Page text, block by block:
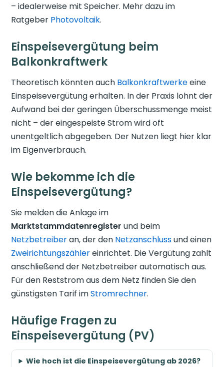
– idealerweise mit Speicher. Mehr dazu im
Ratgeber Photovoltaik.
Einspeisevergütung beim
Balkonkraftwerk
Theoretisch könnten auch Balkonkraftwerkeeine
Einspeisevergütung erhalten. In der Praxis lohnt der
Aufwand bei der geringen Überschussmenge meist
nicht – der eingespeiste Strom wird oft
unentgeltlich abgegeben. Der Nutzen liegt hier klar
im Eigenverbrauch.
Wie bekomme ich die
Einspeisevergütung?
Sie melden die Anlage im
Marktstammdatenregister und beim
Netzbetreiberan, der den Netzanschlussund einen
Zweirichtungszählereinrichtet. Die Vergütung zahlt
anschließend der Netzbetreiber automatisch aus.
Für den Reststrom aus dem Netz finden Sie den
günstigsten Tarif imStromrechner.
Häufige Fragen zu
Einspeisevergütung (PV)
Wie hoch ist die Einspeisevergütung ab 2026?